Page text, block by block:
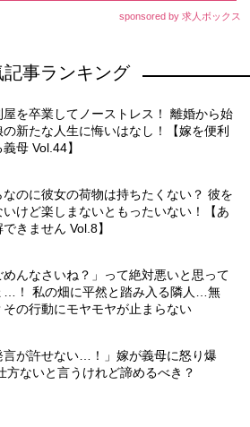
sponsored by 求人ボックス
記事ランキング
屋を卒業してノーストレス！ 離婚から始
の新たな人生に悔いはなし！【嫁を便利
母 Vol.44】
なのに彼女の荷物は持ちたくない？ 彼を
いけど楽しまないともったいない！【あ
きません Vol.8】
めんなさいね？」って絶対悪いと思って
…！ 私の畑に平然と踏み入る隣人…無
その行動にモヤモヤが止まらない
言が許せない…！」嫁が義母に怒り爆
方ないと言うけれど諦めるべき？